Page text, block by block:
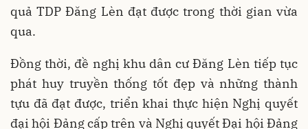
quả TDP Đăng Lèn đạt được trong thời gian vừa
qua.
Đồng thời, đề nghị khu dân cư Đăng Lèn tiếp tục
phát huy truyền thống tốt đẹp và những thành
tựu đã đạt được, triển khai thực hiện Nghị quyết
đại hội Đảng cấp trên và Nghị quyết Đại hội Đảng